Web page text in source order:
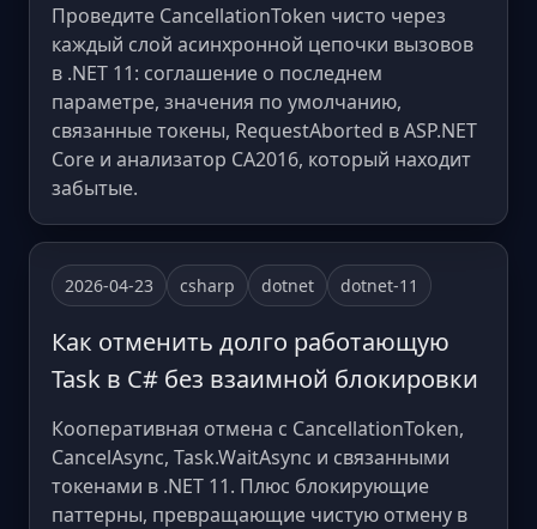
Проведите CancellationToken чисто через
каждый слой асинхронной цепочки вызовов
в .NET 11: соглашение о последнем
параметре, значения по умолчанию,
связанные токены, RequestAborted в ASP.NET
Core и анализатор CA2016, который находит
забытые.
2026-04-23 csharp dotnet dotnet-11
Как отменить долго работающую
Task в C# без взаимной блокировки
Кооперативная отмена с CancellationToken,
CancelAsync, Task.WaitAsync и связанными
токенами в .NET 11. Плюс блокирующие
паттерны, превращающие чистую отмену в